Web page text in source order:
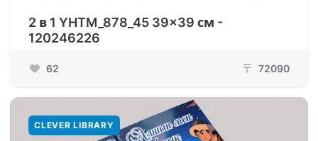
2 в 1 YHTM_878_45 39x39 см -
120246226
62 ₸ 72090
CLEVER LIBRARY